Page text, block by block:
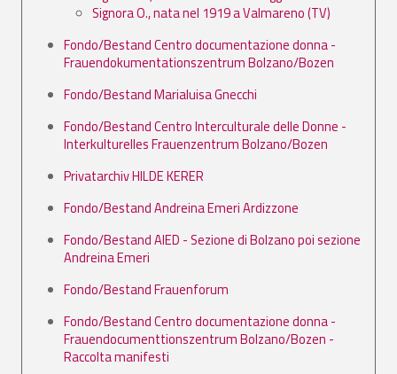
Signora O., nata nel 1919 a Valmareno (TV)
Fondo/Bestand Centro documentazione donna -
Frauendokumentationszentrum Bolzano/Bozen
Fondo/Bestand Marialuisa Gnecchi
Fondo/Bestand Centro Interculturale delle Donne -
Interkulturelles Frauenzentrum Bolzano/Bozen
Privatarchiv HILDE KERER
Fondo/Bestand Andreina Emeri Ardizzone
Fondo/Bestand AIED - Sezione di Bolzano poi sezione
Andreina Emeri
Fondo/Bestand Frauenforum
Fondo/Bestand Centro documentazione donna -
Frauendocumenttionszentrum Bolzano/Bozen -
Raccolta manifesti